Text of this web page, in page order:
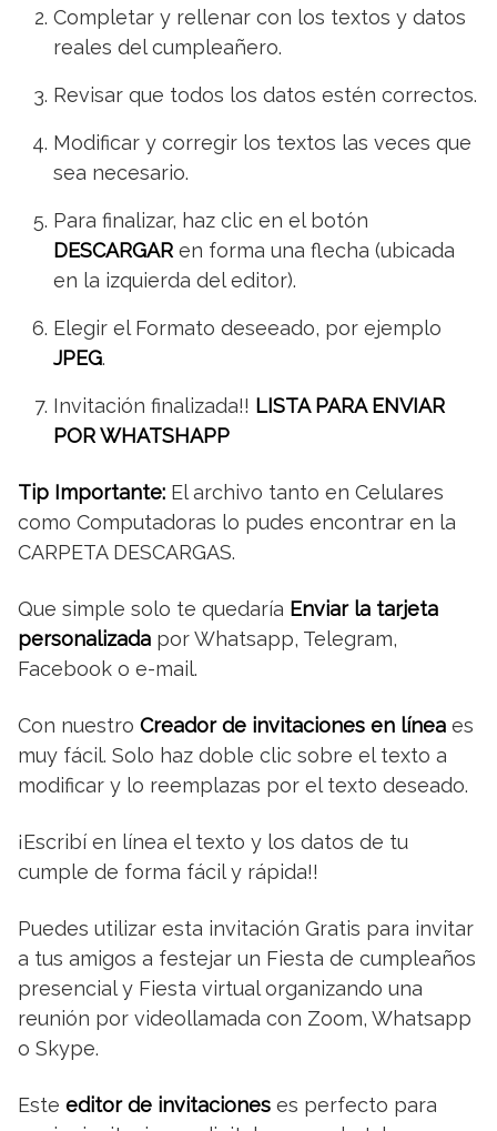
Completar y rellenar con los textos y datos
reales del cumpleañero.
Revisar que todos los datos estén correctos.
Modificar y corregir los textos las veces que
sea necesario.
Para finalizar, haz clic en el botón
DESCARGAR en forma una flecha (ubicada
en la izquierda del editor).
Elegir el Formato deseeado, por ejemplo
JPEG.
Invitación finalizada!! LISTA PARA ENVIAR
POR WHATSHAPP
Tip Importante: El archivo tanto en Celulares
como Computadoras lo pudes encontrar en la
CARPETA DESCARGAS.
Que simple solo te quedaría Enviar la tarjeta
personalizada por Whatsapp, Telegram,
Facebook o e-mail.
Con nuestro Creador de invitaciones en línea es
muy fácil. Solo haz doble clic sobre el texto a
modificar y lo reemplazas por el texto deseado.
¡Escribí en línea el texto y los datos de tu
cumple de forma fácil y rápida!!
Puedes utilizar esta invitación Gratis para invitar
a tus amigos a festejar un Fiesta de cumpleaños
presencial y Fiesta virtual organizando una
reunión por videollamada con Zoom, Whatsapp
o Skype.
Este editor de invitaciones es perfecto para